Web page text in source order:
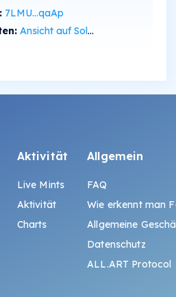
7LMU...qaAp
Ansicht auf SolScan
Aktivität
Live Mints
Aktivität
Charts
Allgemein
FAQ
Wie erkennt man
Allgemeine
Datenschutz
ALL.ART Protocol